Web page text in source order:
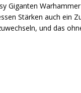
Giganten
Stärken auch ein
und das